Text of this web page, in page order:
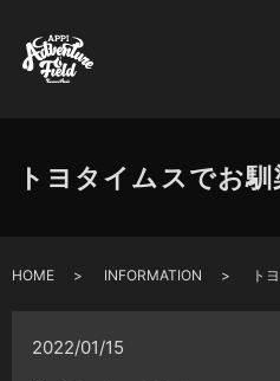
トヨタイムスでお
HOME INFORMATION ト
2022/01/15